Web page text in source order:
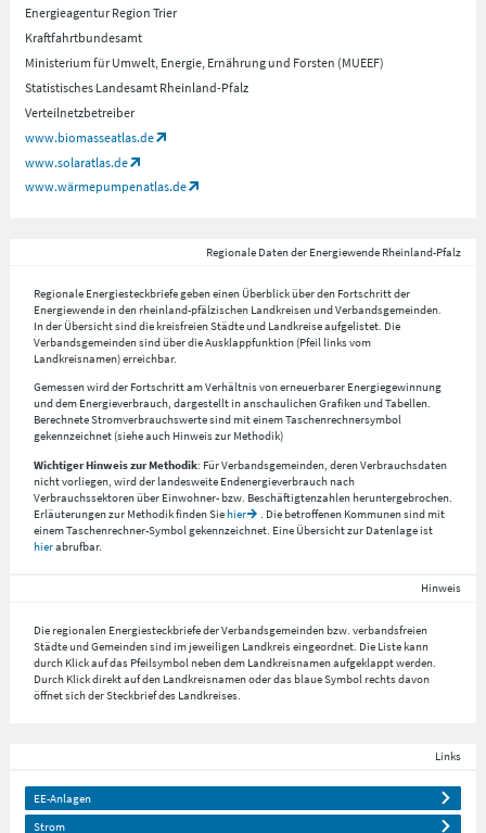
Energieagentur Region Trier
Kraftfahrtbundesamt
Ministerium für Umwelt, Energie, Ernährung und Forsten (MUEEF)
Statistisches Landesamt Rheinland-Pfalz
Verteilnetzbetreiber
www.biomasseatlas.de
www.solaratlas.de
www.wärmepumpenatlas.de
Regionale Daten der Energiewende Rheinland-Pfalz
Regionale Energiesteckbriefe geben einen Überblick über den Fortschritt der
Energiewende in den rheinland-pfälzischen Landkreisen und Verbandsgemeinden.
In der Übersicht sind die kreisfreien Städte und Landkreise aufgelistet. Die
Verbandsgemeinden sind über die Ausklappfunktion (Pfeil links vom
Landkreisnamen) erreichbar.
Gemessen wird der Fortschritt am Verhältnis von erneuerbarer Energiegewinnung
und dem Energieverbrauch, dargestellt in anschaulichen Grafiken und Tabellen.
Berechnete Stromverbrauchswerte sind mit einem Taschenrechnersymbol
gekennzeichnet (siehe auch Hinweis zur Methodik)
Wichtiger Hinweis zur Methodik: Für Verbandsgemeinden, deren Verbrauchsdaten
nicht vorliegen, wird der landesweite Endenergieverbrauch nach
Verbrauchssektoren über Einwohner- bzw. Beschäftigtenzahlen heruntergebrochen.
Erläuterungen zur Methodik finden Siehier
. Die betroffenen Kommunen sind mit
einem Taschenrechner-Symbol gekennzeichnet. Eine Übersicht zur Datenlage ist
hierabrufbar.
Hinweis
Die regionalen Energiesteckbriefe der Verbandsgemeinden bzw. verbandsfreien
Städte und Gemeinden sind im jeweiligen Landkreis eingeordnet. Die Liste kann
durch Klick auf das Pfeilsymbol neben dem Landkreisnamen aufgeklappt werden.
Durch Klick direkt auf den Landkreisnamen oder das blaue Symbol rechts davon
öffnet sich der Steckbrief des Landkreises.
Links
EE-Anlagen
Strom